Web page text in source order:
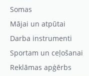
Somas
Mājai un atpūtai
Darba instrumenti
Sportam un ceļošanai
Reklāmas apģērbs